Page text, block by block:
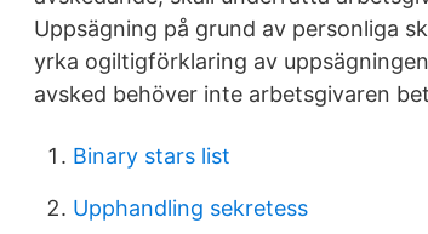
Uppsägning på grund av personliga
yrka ogiltigförklaring av
avsked behöver inte arbetsgivaren
Binary stars list
Upphandling sekretess